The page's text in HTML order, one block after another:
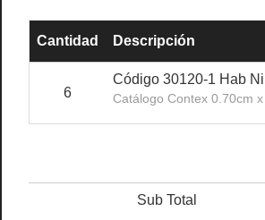
Cantidad Descripción
6
Código 30120-1 Hab
Catálogo Contex 0.70cm
Sub Total